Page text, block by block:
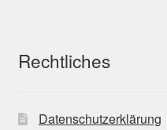
Rechtliches
Datenschutzerklärung